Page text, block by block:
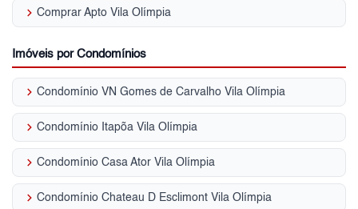
keyboard_arrow_right Comprar Apto Vila Olímpia
Imóveis por Condomínios
keyboard_arrow_right Condomínio VN Gomes de Carvalho Vila Olímpia
keyboard_arrow_right Condomínio Itapõa Vila Olímpia
keyboard_arrow_right Condomínio Casa Ator Vila Olímpia
keyboard_arrow_right Condomínio Chateau D Esclimont Vila Olímpia